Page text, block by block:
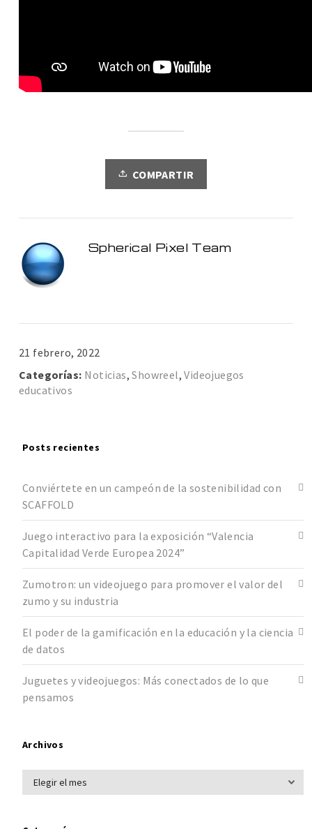
COMPARTIR
Spherical Pixel Team
21 febrero, 2022
Categorías: Noticias,Showreel,Videojuegos
educativos
Posts recientes
Conviértete en un campeón de la sostenibilidad con
SCAFFOLD
Juego interactivo para la exposición “Valencia
Capitalidad Verde Europea 2024”
Zumotron: un videojuego para promover el valor del
zumo y su industria
El poder de la gamificación en la educación y la ciencia
de datos
Juguetes y videojuegos: Más conectados de lo que
pensamos
Archivos